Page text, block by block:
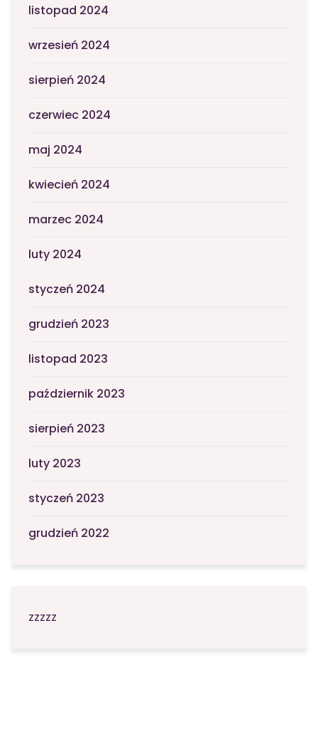
listopad 2024
wrzesień 2024
sierpień 2024
czerwiec 2024
maj 2024
kwiecień 2024
marzec 2024
luty 2024
styczeń 2024
grudzień 2023
listopad 2023
październik 2023
sierpień 2023
luty 2023
styczeń 2023
grudzień 2022
zzzzz